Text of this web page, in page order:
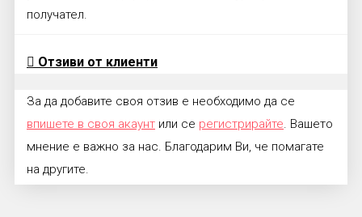
получател.
Отзиви от клиенти
За да добавите своя отзив е необходимо да се
впишете в своя акаунт или се регистрирайте. Вашето
мнение е важно за нас. Благодарим Ви, че помагате
на другите.